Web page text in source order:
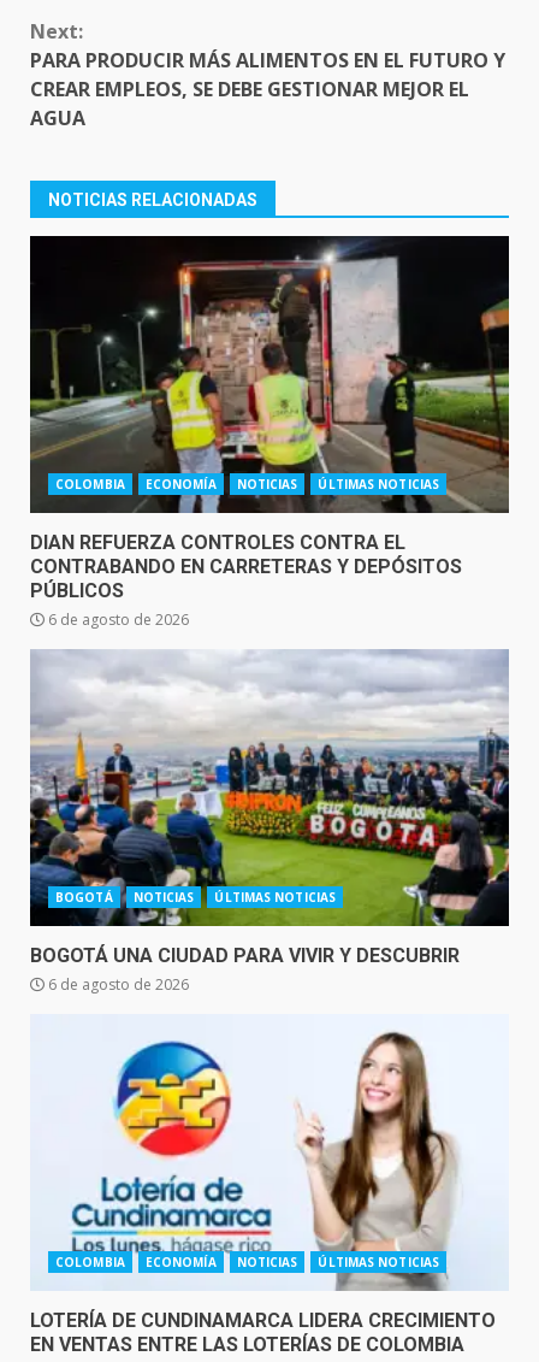
Next:
PARA PRODUCIR MÁS ALIMENTOS EN EL FUTURO Y
CREAR EMPLEOS, SE DEBE GESTIONAR MEJOR EL
AGUA
NOTICIAS RELACIONADAS
COLOMBIA ECONOMÍA NOTICIAS ÚLTIMAS NOTICIAS
DIAN REFUERZA CONTROLES CONTRA EL
CONTRABANDO EN CARRETERAS Y DEPÓSITOS
PÚBLICOS
6 de agosto de 2026
BOGOTÁ NOTICIAS ÚLTIMAS NOTICIAS
BOGOTÁ UNA CIUDAD PARA VIVIR Y DESCUBRIR
6 de agosto de 2026
COLOMBIA ECONOMÍA NOTICIAS ÚLTIMAS NOTICIAS
LOTERÍA DE CUNDINAMARCA LIDERA CRECIMIENTO
EN VENTAS ENTRE LAS LOTERÍAS DE COLOMBIA